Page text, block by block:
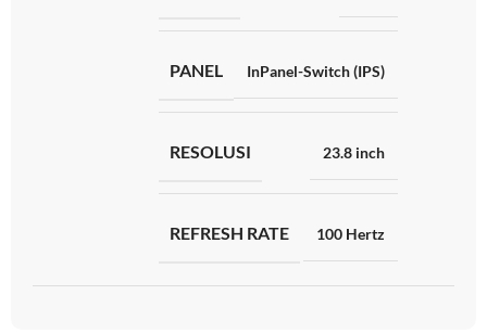
PANEL InPanel-Switch (IPS)
RESOLUSI 23.8 inch
REFRESH RATE 100 Hertz